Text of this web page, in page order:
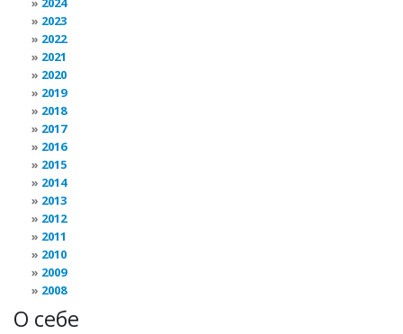
2023
2022
2021
2020
2019
2018
2017
2016
2015
2014
2013
2012
2011
2010
2009
2008
О себе